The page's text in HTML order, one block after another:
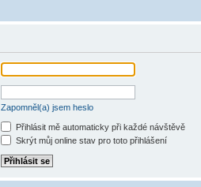
Zapomněl(a) jsem heslo
Přihlásit mě automaticky při každé návštěvě
Skrýt můj online stav pro toto přihlášení